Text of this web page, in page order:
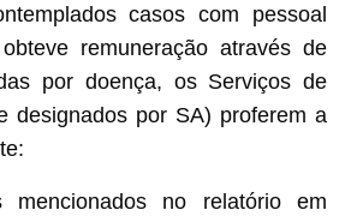
casos com pessoal
remuneração através de
por doença, os Serviços de
designados por SA) proferem a
no relatório em